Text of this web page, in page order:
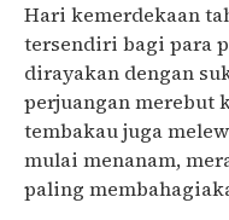
Hari kemerdekaan
tersendiri bagi para
dirayakan dengan
perjuangan merebut
tembakau juga
mulai menanam,
paling